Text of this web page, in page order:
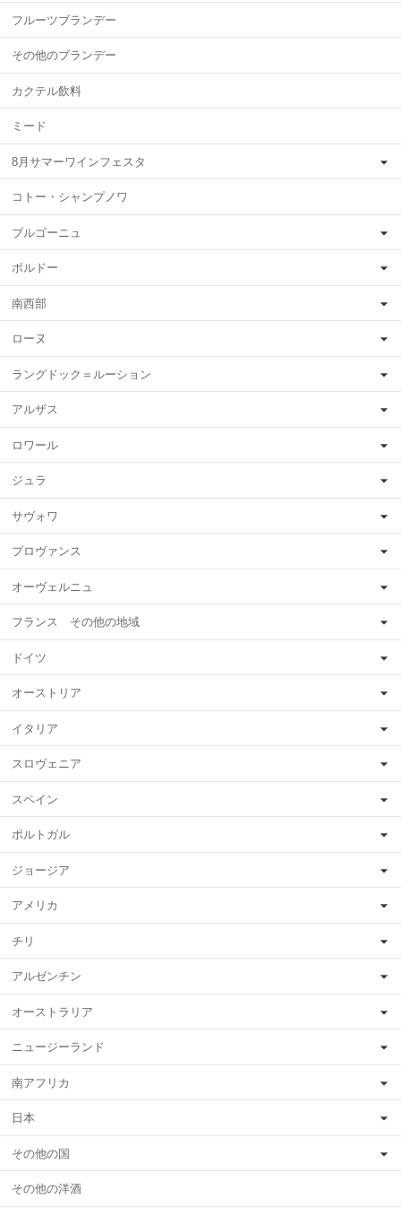
フルーツブランデー
その他のブランデー
カクテル飲料
ミード
8月サマーワインフェスタ
コトー・シャンプノワ
ブルゴーニュ
ボルドー
南西部
ローヌ
ラングドック＝ルーション
アルザス
ロワール
ジュラ
サヴォワ
プロヴァンス
オーヴェルニュ
フランス その他の地域
ドイツ
オーストリア
イタリア
スロヴェニア
スペイン
ポルトガル
ジョージア
アメリカ
チリ
アルゼンチン
オーストラリア
ニュージーランド
南アフリカ
日本
その他の国
その他の洋酒